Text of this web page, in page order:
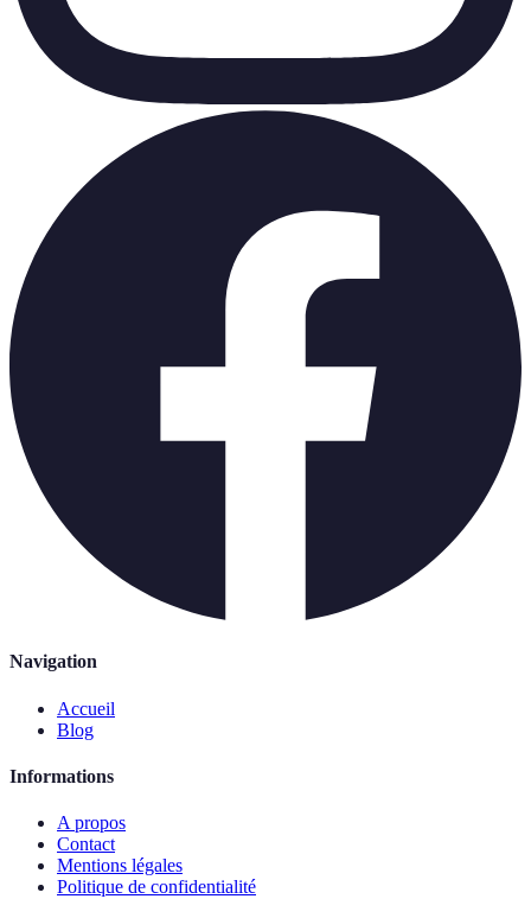
Navigation
Accueil
Blog
Informations
A propos
Contact
Mentions légales
Politique de confidentialité